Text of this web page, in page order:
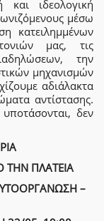
και ιδεολογική
μέσω
κατειλημμένων
μας, τις
την
μηχανισμών
αδιάλακτα
αντίστασης.
δεν
ΤΗΝ ΠΛΑΤΕΙΑ
–